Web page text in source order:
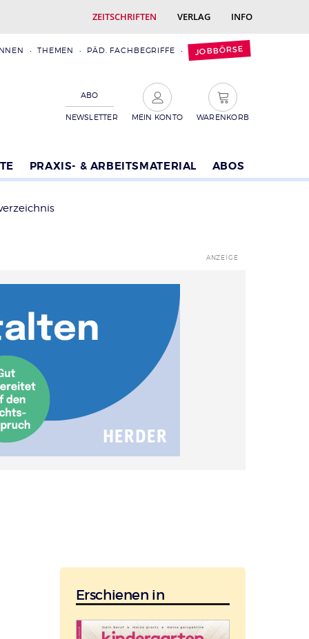
ZEITSCHRIFTEN VERLAG INFO
THEMEN PÄD. FACHBEGRIFFE JOBBÖRSE
ABO
NEWSLETTER MEIN KONTO WARENKORB
PRAXIS- & ARBEITSMATERIAL ABOS
Erschienen in